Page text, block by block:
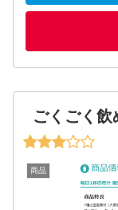
ごくごく飲
商品